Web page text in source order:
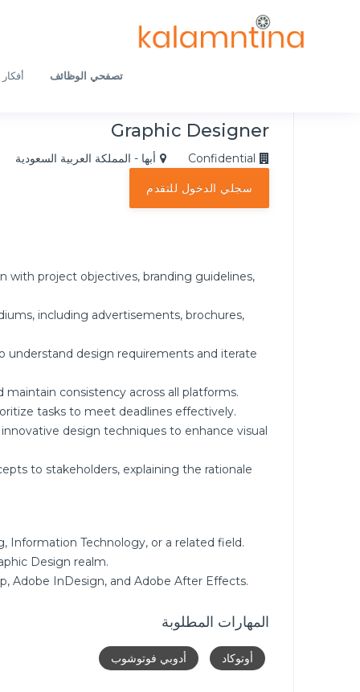
تصفحي الوظائف
Graphic Designer
Confidential أبها - المملكة العربية السعودية
سجلي الدخول للتقدم
with project objectives, branding guidelines,
including advertisements, brochures,
understand design requirements and iterate
maintain consistency across all platforms.
tasks to meet deadlines effectively.
design techniques to enhance visual
to stakeholders, explaining the rationale
Information Technology, or a related field.
Design realm.
Adobe InDesign, and Adobe After Effects.
المهارات المطلوبة
أوتوكاد أدوبي فوتوشوب